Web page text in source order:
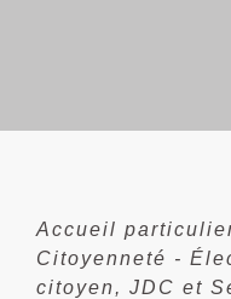
Accueil
Citoyenneté -
citoyen, JDC et